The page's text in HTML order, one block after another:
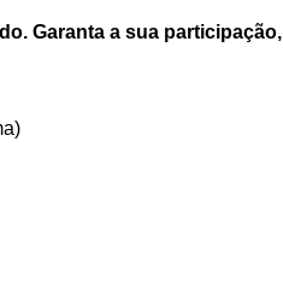
Garanta a sua participação,